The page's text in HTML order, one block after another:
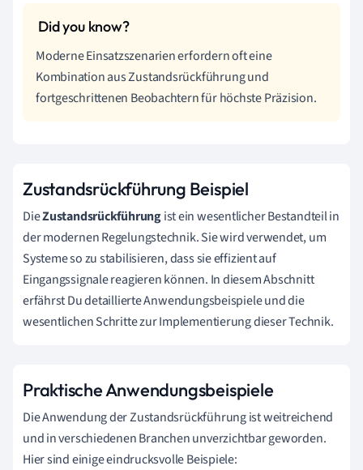
Moderne Einsatzszenarien erfordern oft eine
Kombination aus Zustandsrückführung und
fortgeschrittenen Beobachtern für höchste Präzision.
Zustandsrückführung Beispiel
DieZustandsrückführungist ein wesentlicher Bestandteil in
der modernen Regelungstechnik. Sie wird verwendet, um
Systeme so zu stabilisieren, dass sie effizient auf
Eingangssignale reagieren können. In diesem Abschnitt
erfährst Du detaillierte Anwendungsbeispiele und die
wesentlichen Schritte zur Implementierung dieser Technik.
Praktische Anwendungsbeispiele
Die Anwendung der Zustandsrückführung ist weitreichend
und in verschiedenen Branchen unverzichtbar geworden.
Hier sind einige eindrucksvolle Beispiele: